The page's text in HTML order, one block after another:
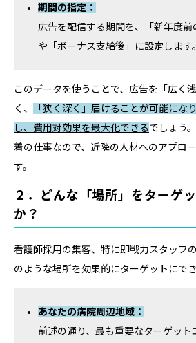
期間の指定：
広告を配信する期間を、「新年度前
や「ボーナス支給後」に設定します。
このデータを使うことで、広告を「広く
く、
「狭く深く」届けることが可能にな
し、費用対効果を最大化できるでしょう
着の仕事なので、近隣の人材へのアプロ
す。
２．どんな「場所」をターゲ
か？
看護師採用の集客、特に即戦力スタッフ
のような場所を効果的にターゲットにでき
あなたの病院周辺地域：
前述の通り、最も重要なターゲット